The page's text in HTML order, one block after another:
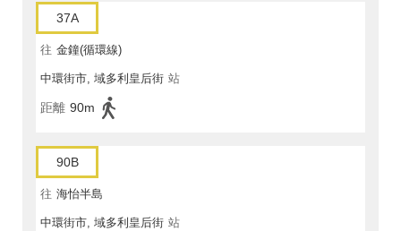
37A
往 金鐘(循環線)
中環街市, 域多利皇后街 站
距離 90m
90B
往 海怡半島
中環街市, 域多利皇后街 站